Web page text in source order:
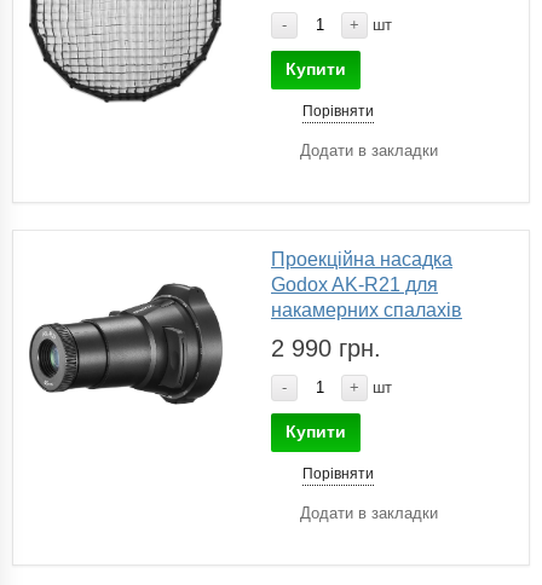
- + шт
Купити
Порівняти
Додати в закладки
Проекційна насадка
Godox AK-R21 для
накамерних спалахів
2 990 грн.
- + шт
Купити
Порівняти
Додати в закладки